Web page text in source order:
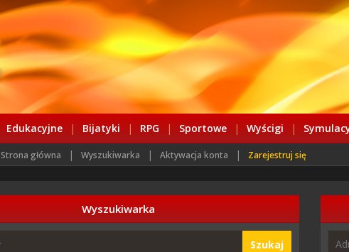
Edukacyjne | Bijatyki | RPG | Sportowe | Wyścigi |
Strona główna | Wyszukiwarka | Aktywacja konta | Zarejestruj się
Wyszukiwarka
Szukaj